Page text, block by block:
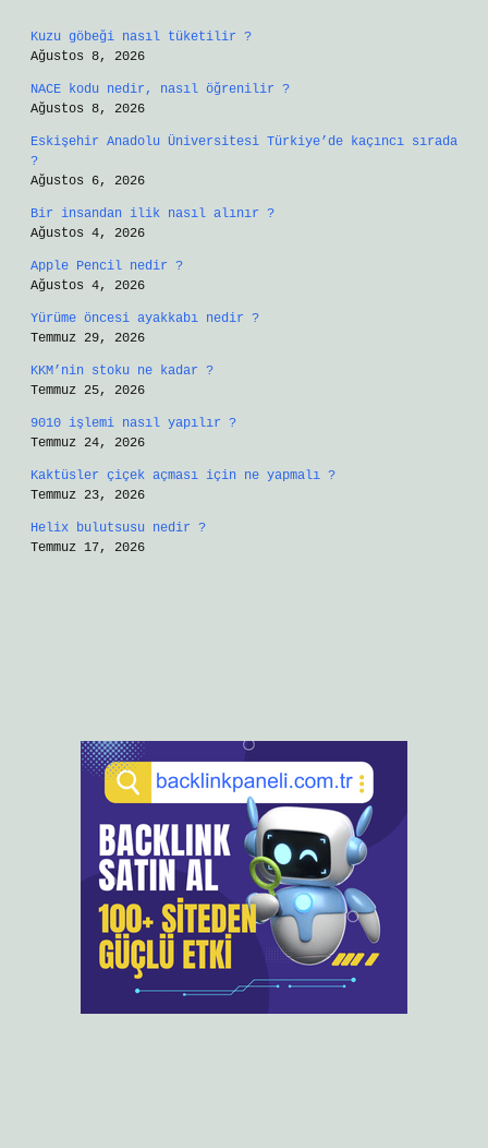
Kuzu göbeği nasıl tüketilir ?
Ağustos 8, 2026
NACE kodu nedir, nasıl öğrenilir ?
Ağustos 8, 2026
Eskişehir Anadolu Üniversitesi Türkiye’de kaçıncı sırada
?
Ağustos 6, 2026
Bir insandan ilik nasıl alınır ?
Ağustos 4, 2026
Apple Pencil nedir ?
Ağustos 4, 2026
Yürüme öncesi ayakkabı nedir ?
Temmuz 29, 2026
KKM’nin stoku ne kadar ?
Temmuz 25, 2026
9010 işlemi nasıl yapılır ?
Temmuz 24, 2026
Kaktüsler çiçek açması için ne yapmalı ?
Temmuz 23, 2026
Helix bulutsusu nedir ?
Temmuz 17, 2026